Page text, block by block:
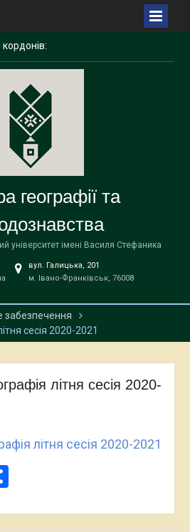
бакалаврів
навчання!
географії та
університет імені Василя Стефаника
вул. Галицька, 201
м. Івано-Франківськ, 76008
забезпечення
сесія 2020-2021
літня сесія 2020-
літня сесія 2020-2021
Поділитися